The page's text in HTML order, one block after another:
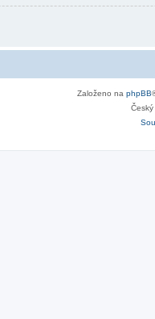
Založeno na phpBB